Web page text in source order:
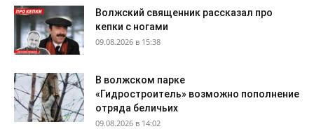
Волжский священник рассказал про
кепки с ногами
09.08.2026 в 15:38
В волжском парке
«Гидростроитель» возможно пополнение
отряда беличьих
09.08.2026 в 14:02